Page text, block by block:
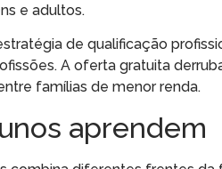
e adultos.
de qualificação
A oferta gratuita
famílias de menor renda.
aprendem